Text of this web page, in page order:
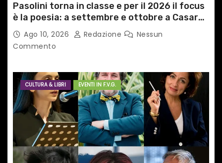
Pasolini torna in classe e per il 2026 il focus
è la poesia: a settembre e ottobre a Casarsa
(Pn) l’originale percorso per docenti delle
scuole medie e superiori
Ago 10, 2026 Redazione
Nessun
Commento
CULTURA & LIBRI EVENTI IN F.V.G.